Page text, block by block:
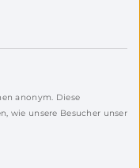
anonym. Diese
wie unsere Besucher unsere